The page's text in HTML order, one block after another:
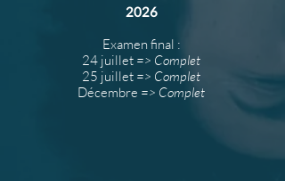
2026
Examen final :
24 juillet => Complet
25 juillet => Complet
Décembre => Complet